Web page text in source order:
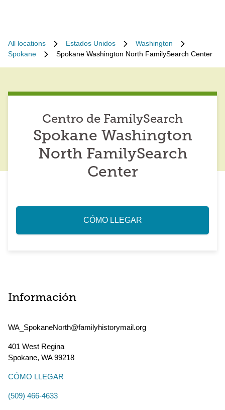
All locations Estados Unidos
Washington
Spokane
Spokane Washington North FamilySearch Center
Centro de FamilySearch
Spokane Washington
North FamilySearch
Center
CÓMO LLEGAR
Información
WA_SpokaneNorth@familyhistorymail.org
401 West Regina
Spokane, WA99218
CÓMO LLEGAR
(509) 466-4633